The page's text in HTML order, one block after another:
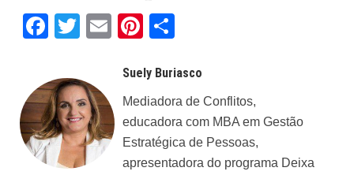
Facebook
Twitter
EmailPinterest
Suely Buriasco
Mediadora de Conflitos,
educadora com MBA em Gestão
Estratégica de Pessoas,
apresentadora do programa Deixa